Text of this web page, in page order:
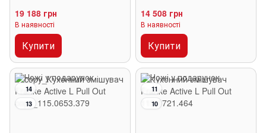
19 188 грн
В наявності
Купити
14 508 грн
В наявності
Купити
14
13
11
10